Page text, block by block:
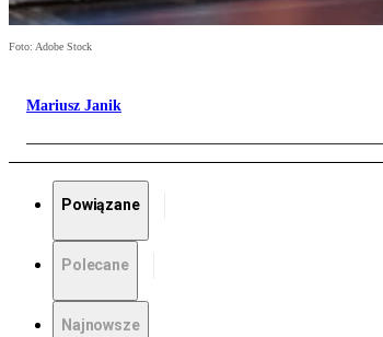
Foto: Adobe Stock
Mariusz Janik
Powiązane
Polecane
Najnowsze